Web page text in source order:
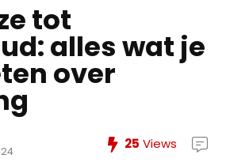
tot
alles wat je
over
25 Views